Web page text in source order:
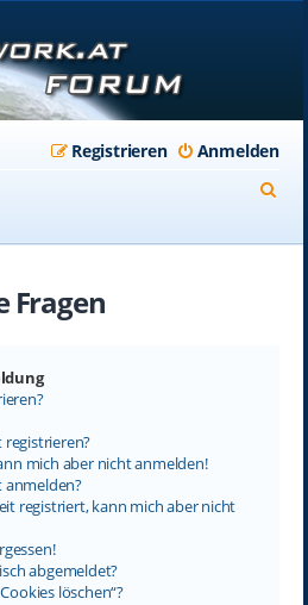
Anmelden
Registrieren
Fragen
mich aber nicht anmelden!
anmelden?
registriert, kann mich aber nicht
abgemeldet?
löschen“?